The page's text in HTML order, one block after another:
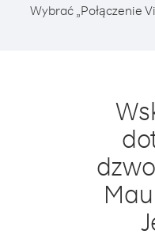
Wybrać „Połączenie